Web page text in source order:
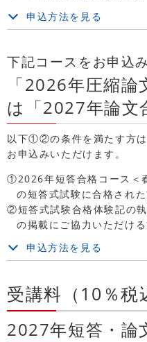
申込方法を見る
下記コースをお申込
「2026年圧縮
は「2027年論文
以下①②の条件を満たす方
お申込みいただけます。
①2026年短答合格コース＜
の短答式試験に合格され
②短答式試験合格体験記の
の掲載にご協力いただけ
申込方法を見る
受講料（10％税
2027年短答・論